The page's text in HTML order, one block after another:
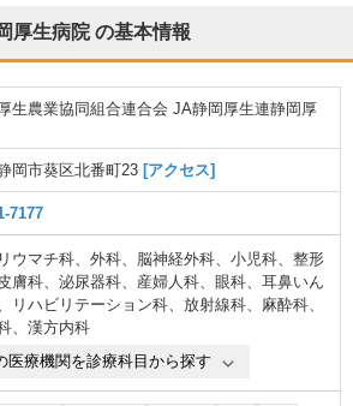
厚生病院の基本情報
生農業協同組合連合会 JA静岡厚生連静岡厚
岡市葵区北番町23 [アクセス]
7177
リウマチ科、 外科、 脳神経外科、 小児科、 整形
膚科、 泌尿器科、 産婦人科、 眼科、 耳鼻いん
リハビリテーション科、 放射線科、 麻酔科、
、 漢方内科
医療機関を診療科目から探す